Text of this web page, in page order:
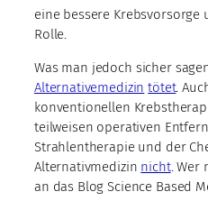
eine bessere Krebsvorsorge
Rolle.
Was man jedoch sicher
Alternativemedizin tötet.
konventionellen
teilweisen operativen
Strahlentherapie und der
Alternativmedizin nicht. Wer
an das Blog Science Based